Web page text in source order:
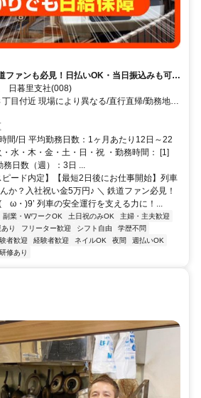
ファンも必見！日払いOK・当日振込みも可能
日暮里支社(008)
目付近 現場により異なる/直行直帰/勤務地相
■即日勤務
間/日 平均勤務日数：1ヶ月あたり12日～22
水・木・金・土・日・祝 ・勤務時間： [1]
日数（週）：3日 ...
ード内定】【最短2日後にお仕事開始】列車
か？入社祝い金5万円♪ ＼ 鉄道ファン必見！
ω・)9’ 列車の安全運行を支える力に！...
副業・WワークOK 土日祝のみOK
主婦・主夫歓迎
り フリーター歓迎 シフト自由
学歴不問
者歓迎 経験者歓迎 ネイルOK 夜間
週払いOK
研修あり